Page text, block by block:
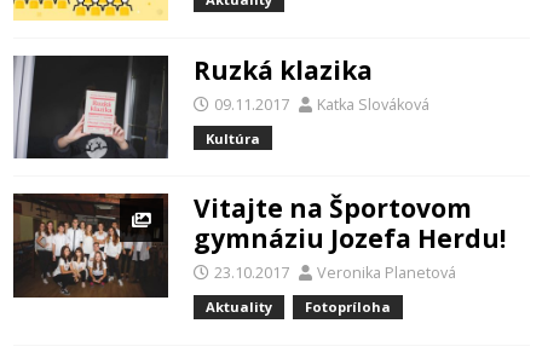
Ruzká klazika
09.11.2017 Katka Slováková
Kultúra
Vitajte na Športovom
gymnáziu Jozefa Herdu!
23.10.2017 Veronika Planetová
Aktuality Fotopríloha